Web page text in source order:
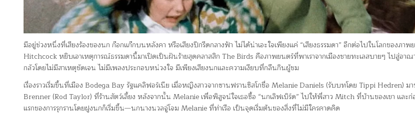
มีอยู่ช่วงหนึ่งที่เสียงร้องของนก ก๊อกแก๊กบนหลังคา หรือเสียงปีกรีดกลางฟ้า ไม่ได้น่าเอะใจเพียงแค่ “เสียงธรรมดา” อีกต่อไปในโลกของภา
Hitchcock หยิบเอาเหตุการณ์ธรรมดานี้มาเปิดเป็นฝันร้ายสุดคลาสสิก The Birds คือภาพยนตร์ที่พาเราจากเมืองชายทะเลสบายๆ ไปสู่อา
กลัวโดยไม่มีสาเหตุชัดเจน ไม่มีเพลงประกอบหน่วงใจ มีเพียงเสียงนกและความเงียบที่กลืนกินผู้ชม
เรื่องราวเริ่มขึ้นที่เมือง Bodega Bay รัฐแคลิฟอร์เนีย เมื่อหญิงสาวจากซานฟรานซิสโกชื่อ Melanie Daniels (รับบทโดย Tippi Hedren)
Brenner (Rod Taylor) ที่ร้านสัตว์เลี้ยง หลังจากนั้น Melanie เพื่อพิสูจน์ใจเธอซื้อ “นกเลิฟเบิร์ด” ไปให้พี่สาว Mitch ที่บ้านของเขา แล
แรกของการรุกรานโดยฝูงนกก็เริ่มขึ้น—นกนางนวลจู่โจม Melanie ที่ท่าเรือ เป็นจุดเริ่มต้นของสิ่งที่ไม่มีใครคาดคิด